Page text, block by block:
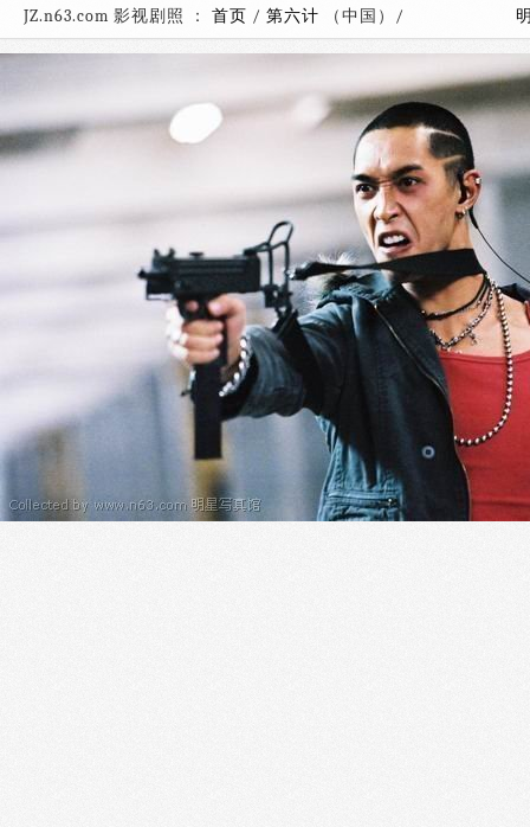
JZ.n63.com 影视剧照 ： 首页 / 第六计 （中国）/